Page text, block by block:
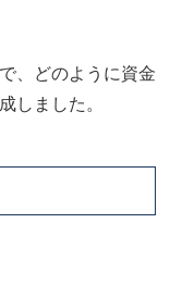
、どのように資金
しました。